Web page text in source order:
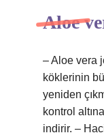
Aloe
– Aloe vera
köklerinin
yeniden
kontrol
indirir. –